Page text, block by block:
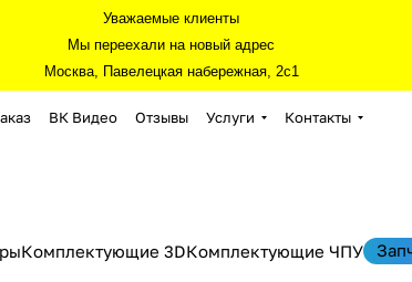
Уважаемые клиенты
Мы переехали на новый адрес
Москва, Павелецкая набережная, 2с1
ВК Видео Отзывы Услуги Контакты
Комплектующие 3DКомплектующие ЧПУ